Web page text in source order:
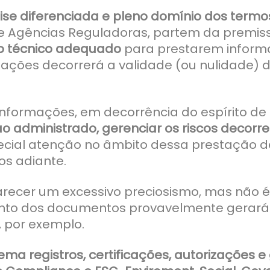
diferenciada e pleno domínio dos
Reguladoras, partem da
técnico adequado para prestarem
decorrerá a validade (ou nulidade)
em decorrência do espírito
administrado, gerenciar os riscos
atenção no âmbito dessa prestação
adiante.
um excessivo preciosismo, mas não
dos documentos provavelmente
exemplo.
registros, certificações, autorizações